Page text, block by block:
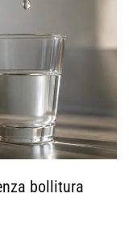
bollitura